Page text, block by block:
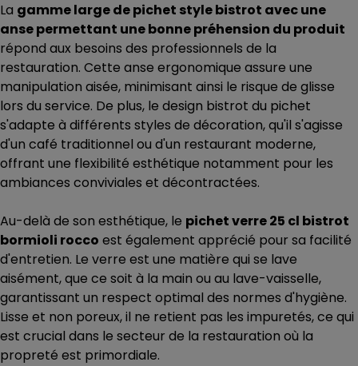
La gamme large de pichet style bistrot avec une
anse permettant une bonne préhension du produit
répond aux besoins des professionnels de la
restauration. Cette anse ergonomique assure une
manipulation aisée, minimisant ainsi le risque de glisse
lors du service. De plus, le design bistrot du pichet
s'adapte à différents styles de décoration, qu'il s'agisse
d'un café traditionnel ou d'un restaurant moderne,
offrant une flexibilité esthétique notamment pour les
ambiances conviviales et décontractées.
Au-delà de son esthétique, le pichet verre 25 cl bistrot
bormioli rocco est également apprécié pour sa facilité
d'entretien. Le verre est une matière qui se lave
aisément, que ce soit à la main ou au lave-vaisselle,
garantissant un respect optimal des normes d'hygiène.
Lisse et non poreux, il ne retient pas les impuretés, ce qui
est crucial dans le secteur de la restauration où la
propreté est primordiale.